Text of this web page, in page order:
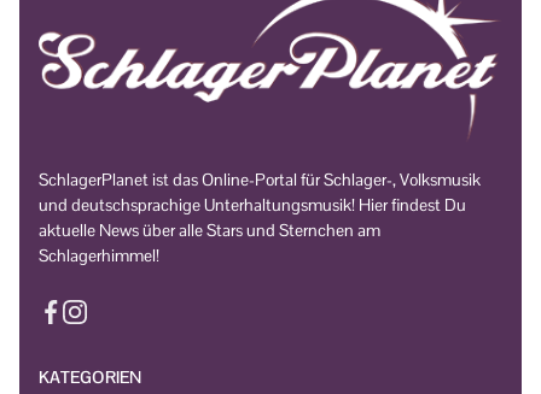
SchlagerPlanet ist das Online-Portal für Schlager-, Volksmusik
und deutschsprachige Unterhaltungsmusik! Hier findest Du
aktuelle News über alle Stars und Sternchen am
Schlagerhimmel!
KATEGORIEN